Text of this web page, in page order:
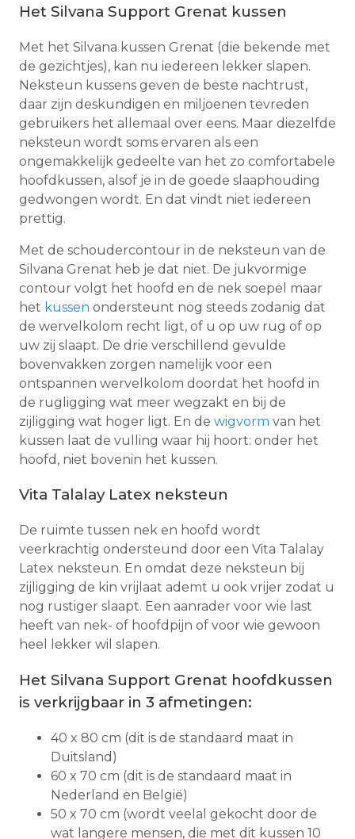
Het Silvana Support Grenat kussen
Met het Silvana kussen Grenat (die bekende met
de gezichtjes), kan nu iedereen lekker slapen.
Neksteun kussens geven de beste nachtrust,
daar zijn deskundigen en miljoenen tevreden
gebruikers het allemaal over eens. Maar diezelfde
neksteun wordt soms ervaren als een
ongemakkelijk gedeelte van het zo comfortabele
hoofdkussen, alsof je in de goede slaaphouding
gedwongen wordt. En dat vindt niet iedereen
prettig.
Met de schoudercontour in de neksteun van de
Silvana Grenat heb je dat niet. De jukvormige
contour volgt het hoofd en de nek soepel maar
het kussen ondersteunt nog steeds zodanig dat
de wervelkolom recht ligt, of u op uw rug of op
uw zij slaapt. De drie verschillend gevulde
bovenvakken zorgen namelijk voor een
ontspannen wervelkolom doordat het hoofd in
de rugligging wat meer wegzakt en bij de
zijligging wat hoger ligt. En de wigvorm van het
kussen laat de vulling waar hij hoort: onder het
hoofd, niet bovenin het kussen.
Vita Talalay Latex neksteun
De ruimte tussen nek en hoofd wordt
veerkrachtig ondersteund door een Vita Talalay
Latex neksteun. En omdat deze neksteun bij
zijligging de kin vrijlaat ademt u ook vrijer zodat u
nog rustiger slaapt. Een aanrader voor wie last
heeft van nek- of hoofdpijn of voor wie gewoon
heel lekker wil slapen.
Het Silvana Support Grenat hoofdkussen
is verkrijgbaar in 3 afmetingen:
40 x 80 cm (dit is de standaard maat in
Duitsland)
60 x 70 cm (dit is de standaard maat in
Nederland en België)
50 x 70 cm (wordt veelal gekocht door de
wat langere mensen, die met dit kussen 10